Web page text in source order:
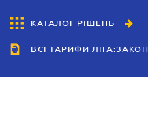
КАТАЛОГ РІШЕНЬ
ВСІ ТАРИФИ ЛІГА:ЗАКОН